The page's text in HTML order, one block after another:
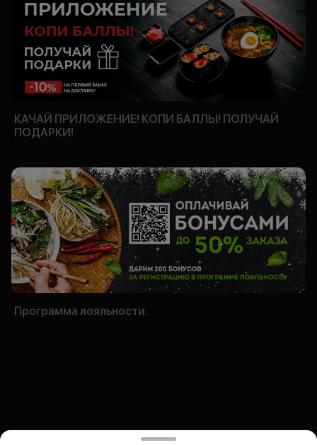
КАЧАЙ ПРИЛОЖЕНИЕ! КОПИ БАЛЛЫ! ПОЛУЧАЙ
ПОДАРКИ!
Программа лояльности.